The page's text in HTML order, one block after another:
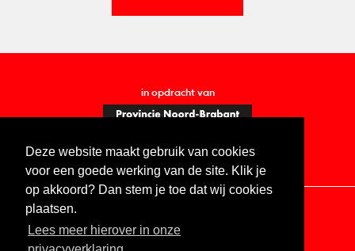
Deze website maakt gebruik van cookies
voor een goede werking van de site. Klik je
op akkoord? Dan stem je toe dat wij cookies
plaatsen.
Lees meer hierover in onze
in opdracht van
Contact Vacatures ANBI